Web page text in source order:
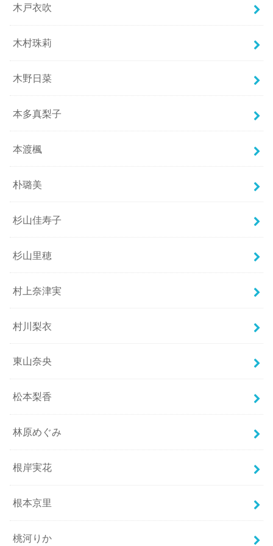
木戸衣吹
木村珠莉
木野日菜
本多真梨子
本渡楓
朴璐美
杉山佳寿子
杉山里穂
村上奈津実
村川梨衣
東山奈央
松本梨香
林原めぐみ
根岸実花
根本京里
桃河りか